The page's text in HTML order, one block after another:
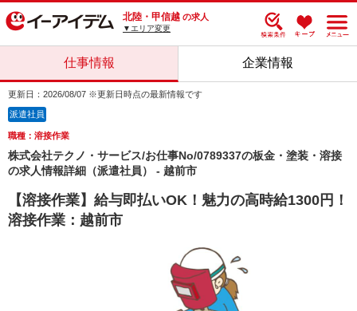
北陸・甲信越 の求人
▼エリア変更
仕事情報 企業情報
更新日：2026/08/07 ※更新日時点の最新情報です
派遣社員
職種：溶接作業
株式会社テクノ・サービス/お仕事No/0789337の板金・塗装・溶接
の求人情報詳細（派遣社員） - 越前市
【溶接作業】給与即払いOK！魅力の高時給1300円！
溶接作業：越前市